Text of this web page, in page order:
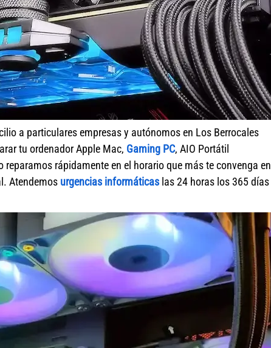
a particulares empresas y autónomos en Los Berrocales
tu ordenador Apple Mac, Gaming PC, AIO Portátil
reparamos rápidamente en el horario que más te convenga en
Atendemos urgencias informáticas las 24 horas los 365 días